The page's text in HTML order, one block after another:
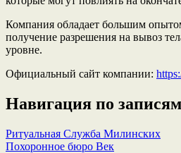
Компания обладает большим
получение разрешения на вывоз
уровне.
Официальный сайт компании:
Навигация по записям
Ритуальная Служба Милинских
Похоронное бюро Век